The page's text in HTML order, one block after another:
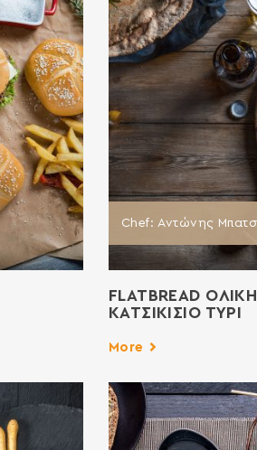
Chef: Αντώνης
FLATBREAD
ΚΑΤΣΙΚΙΣΙΟ ΤΥΡΙ
More